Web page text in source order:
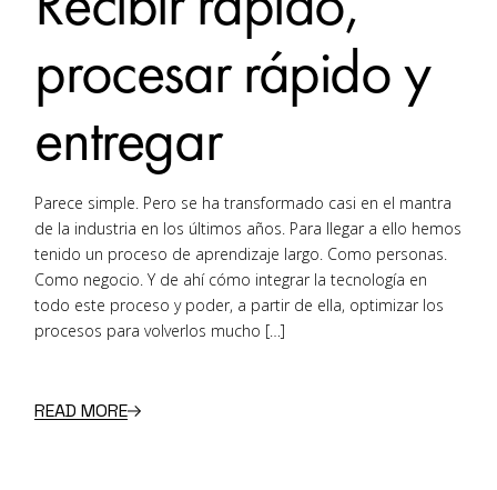
procesar rápido y
entregar
Parece simple. Pero se ha transformado casi en el mantra
de la industria en los últimos años. Para llegar a ello hemos
tenido un proceso de aprendizaje largo. Como personas.
Como negocio. Y de ahí cómo integrar la tecnología en
todo este proceso y poder, a partir de ella, optimizar los
procesos para volverlos mucho […]
READ MORE